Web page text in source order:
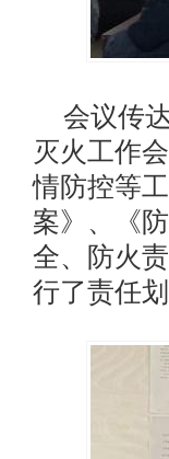
会议传
灭火工作
情防控等
案》、《
全、防火
行了责任划